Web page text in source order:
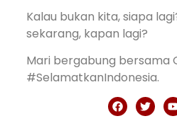
Kalau bukan kita, siapa
sekarang, kapan lagi?
Mari bergabung bersama
#SelamatkanIndonesia.